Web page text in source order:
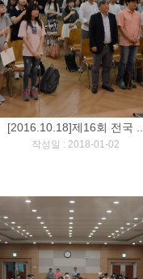
[2016.10.18]제16회 전국 ..
작성일 : 2018-01-02